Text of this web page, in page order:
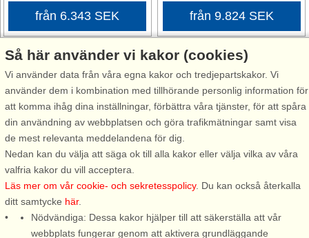
från 6.343 SEK från 9.824 SEK
Stugnr: 6772
Åkersberga
5 personer, 55 m²
Denna härliga stuga ligger
precis vid vattenbrynet till en
Stugnr: 57215
Ljusterö
5 personer, 70 m²
fantastiskt bad. Ett trivsamt och
Så här använder vi kakor (cookies)
Vi använder data från våra egna kakor och tredjepartskakor. Vi
använder dem i kombination med tillhörande personlig information för
att komma ihåg dina inställningar, förbättra våra tjänster, för att spåra
din användning av webbplatsen och göra trafikmätningar samt visa
de mest relevanta meddelandena för dig.
Nedan kan du välja att säga ok till alla kakor eller välja vilka av våra
valfria kakor du vill acceptera.
Läs mer om vår cookie- och sekretesspolicy. Du kan också återkalla
ditt samtycke här.
Nödvändiga: Dessa kakor hjälper till att säkerställa att vår
webbplats fungerar genom att aktivera grundläggande